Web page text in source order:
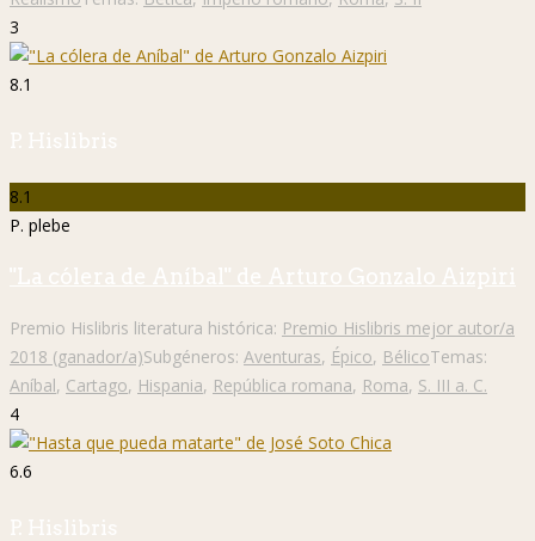
3
8.1
P. Hislibris
8.1
P. plebe
"La cólera de Aníbal" de Arturo Gonzalo Aizpiri
Premio Hislibris literatura histórica: Premio Hislibris mejor autor/a
2018 (ganador/a)Subgéneros: Aventuras, Épico, BélicoTemas:
Aníbal, Cartago, Hispania, República romana, Roma, S. III a. C.
4
6.6
P. Hislibris